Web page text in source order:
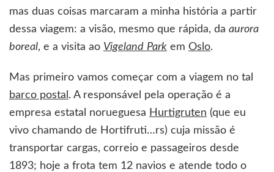
mas duas coisas marcaram a minha história a partir
dessa viagem: a visão, mesmo que rápida, da aurora
boreal, e a visita ao Vigeland Park em Oslo.
Mas primeiro vamos começar com a viagem no tal
barco postal . A responsável pela operação é a
empresa estatal norueguesa Hurtigruten (que eu
vivo chamando de Hortifruti…rs) cuja missão é
transportar cargas, correio e passageiros desde
1893; hoje a frota tem 12 navios e atende todo o